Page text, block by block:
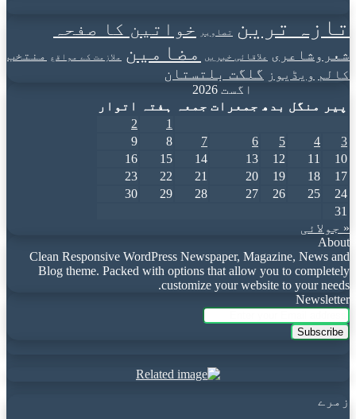
تازہ ترین تصاویر خواتین کا صفحہ
شعروشاعری علاقائی خبریں مضامین ملازمت کے مواقع
منتخب
کالم ویڈیوز گلگت بلتستان
اگست 2026
پیر
منگل بدھ جمعرات جمعہ ہفتہ
اتوار
1
2
3
4
5
6
7
8
9
10
11
12
13
14
15
16
17
18
19
20
21
22
23
24
25
26
27
28
29
30
31
« جولائی
About
Clean Responsive WordPress Newspaper, Magazine, News and
Blog theme. Packed with options that allow you to completely
customize your website to your needs.
Newsletter
Enter
your
Email
زمرے